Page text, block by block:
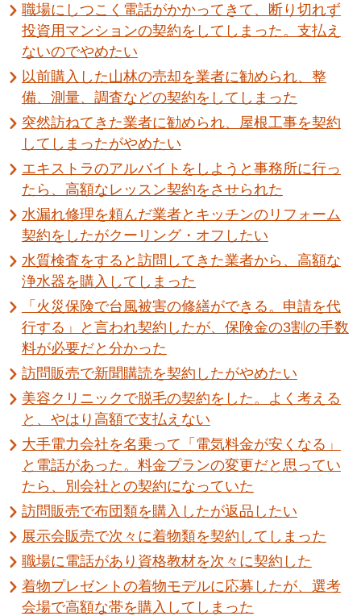
職場にしつこく電話がかかってきて、断り切れず
投資用マンションの契約をしてしまった。支払え
ないのでやめたい
以前購入した山林の売却を業者に勧められ、整
備、測量、調査などの契約をしてしまった
突然訪ねてきた業者に勧められ、屋根工事を契約
してしまったがやめたい
エキストラのアルバイトをしようと事務所に行っ
たら、高額なレッスン契約をさせられた
水漏れ修理を頼んだ業者とキッチンのリフォーム
契約をしたがクーリング・オフしたい
水質検査をすると訪問してきた業者から、高額な
浄水器を購入してしまった
「火災保険で台風被害の修繕ができる。申請を代
行する」と言われ契約したが、保険金の3割の手数
料が必要だと分かった
訪問販売で新聞購読を契約したがやめたい
美容クリニックで脱毛の契約をした。よく考える
と、やはり高額で支払えない
大手電力会社を名乗って「電気料金が安くなる」
と電話があった。料金プランの変更だと思ってい
たら、別会社との契約になっていた
訪問販売で布団類を購入したが返品したい
展示会販売で次々に着物類を契約してしまった
職場に電話があり資格教材を次々に契約した
着物プレゼントの着物モデルに応募したが、選考
会場で高額な帯を購入してしまった